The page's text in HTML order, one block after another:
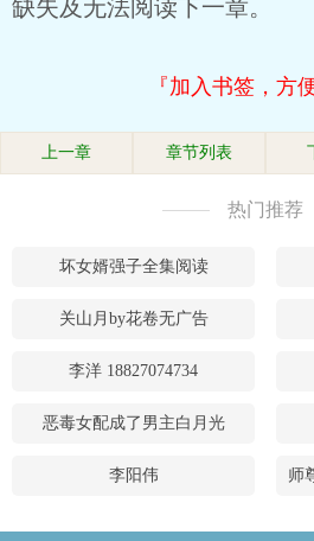
缺失及无法阅读下一章。
『加入书签，方
上一章 章节列表
热门推荐
坏女婿强子全集阅读
关山月by花卷无广告
李洋 18827074734
恶毒女配成了男主白月光
李阳伟